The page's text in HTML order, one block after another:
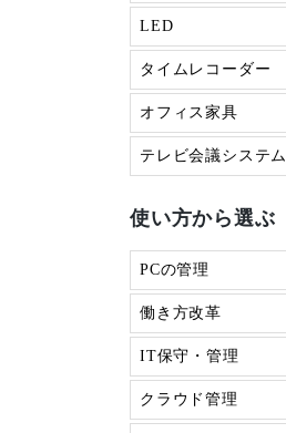
LED
タイムレコーダー
オフィス家具
テレビ会議システム
使い方から選ぶ
PCの管理
働き方改革
IT保守・管理
クラウド管理